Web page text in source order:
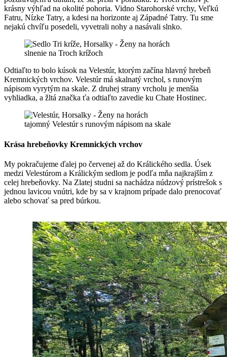
krásny výhľad na okolité pohoria. Vidno Starohorské vrchy, Veľkú
Fatru, Nízke Tatry, a kdesi na horizonte aj Západné Tatry. Tu sme
nejakú chvíľu posedeli, vyvetrali nohy a nasávali slnko.
slnenie na Troch krížoch
Odtiaľto to bolo kúsok na Velestúr, ktorým začína hlavný hrebeň
Kremnických vrchov. Velestúr má skalnatý vrchol, s runovým
nápisom vyrytým na skale. Z druhej strany vrcholu je menšia
vyhliadka, a žltá značka ťa odtiaľto zavedie ku Chate Hostinec.
tajomný Velestúr s runovým nápisom na skale
Krása hrebeňovky Kremnických vrchov
My pokračujeme ďalej po červenej až do Králického sedla. Úsek
medzi Velestúrom a Králickým sedlom je podľa mňa najkrajším z
celej hrebeňovky. Na Zlatej studni sa nachádza núdzový prístrešok s
jednou lavicou vnútri, kde by sa v krajnom prípade dalo prenocovať
alebo schovať sa pred búrkou.